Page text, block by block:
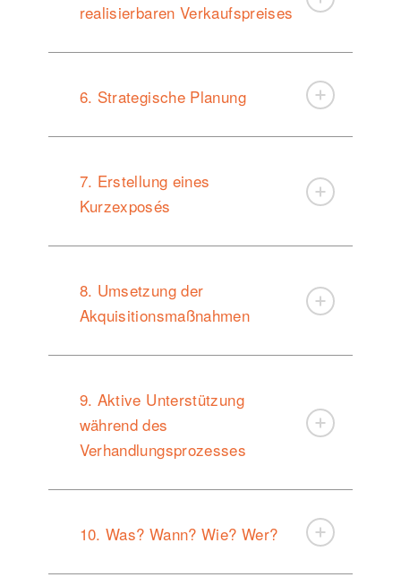
realisierbaren Verkaufspreises
6. Strategische Planung
7. Erstellung eines
Kurzexposés
8. Umsetzung der
Akquisitionsmaßnahmen
9. Aktive Unterstützung
während des
Verhandlungsprozesses
10. Was? Wann? Wie? Wer?